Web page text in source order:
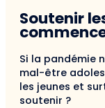
Soutenir
Si la pandémie
mal-être
les jeunes et
soutenir ?